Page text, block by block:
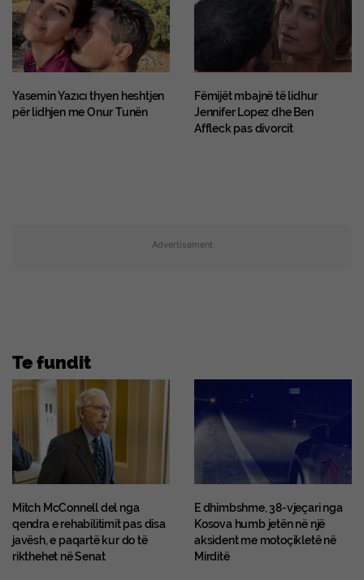
Yasemin Yazıcı thyen heshtjen
për lidhjen me Onur Tunën
Fëmijët mbajnë të lidhur
Jennifer Lopez dhe Ben
Affleck pas divorcit
Advertisement
Te fundit
Mitch McConnell del nga
qendra e rehabilitimit pas disa
javësh, e paqartë kur do të
rikthehet në Senat
E dhimbshme, 38-vjeçari nga
Kosova humb jetën në një
aksident me motoçikletë në
Mirditë